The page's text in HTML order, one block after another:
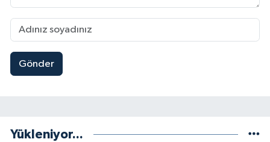
Gönder
Yükleniyor...